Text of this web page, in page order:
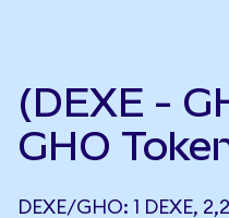
(DEXE -
GHO
DEXE/GHO: 1 DEXE,